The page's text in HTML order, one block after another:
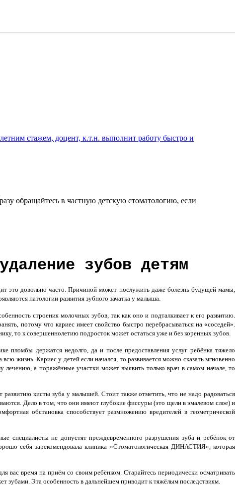
стажем, доцент, к.т.н. выполнит работу быстро и
обращайтесь в частную детскую стоматологию, если
зубов детям
это довольно часто. Причиной может послужить даже болезнь будущей мамы,
патологии развития зубного зачатка у малыша.
строения молочных зубов, так как оно и подталкивает к его развитию.
потому что кариес имеет свойство быстро перебрасываться на «соседей».
то к совершеннолетию подросток может остаться уже и без коренных зубов.
пломбы держатся недолго, да и после предоставления услуг ребёнка тяжело
жизнь. Кариес у детей если начался, то развивается можно сказать мгновенно
а поражённые участки может выявить только врач в самом начале, то
кисты зуба у малышей. Стоит также отметить, что не надо радоваться
Дело в том, что они имеют глубокие фиссуры (это щели в эмалевом слое) и
обстановка способствует размножению вредителей в геометрической
специалисты не допустят преждевременного разрушения зуба и ребёнок от
себя зарекомендовала клиника «Стоматологическая ДИНАСТИЯ», которая
вас время на приём со своим ребёнком. Старайтесь периодически осматривать
зубами. Эта особенность в дальнейшем приводит к тяжёлым последствиям.